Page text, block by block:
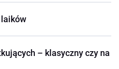
– klasyczny czy na